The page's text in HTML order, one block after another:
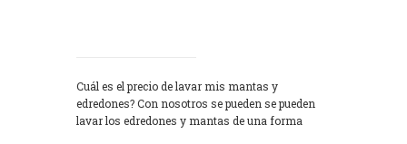
Cuál es el precio de lavar mis mantas y
edredones? Con nosotros se pueden se pueden
lavar los edredones y mantas de una forma